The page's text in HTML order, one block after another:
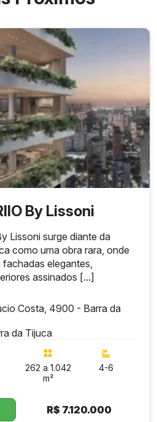
By Lissoni
Lissoni surge diante da
como uma obra rara, onde
elegantes,
assinados [...]
Costa, 4900 - Barra da
da Tijuca
262 a 1.042
m²
4-6
R$ 7.120.000